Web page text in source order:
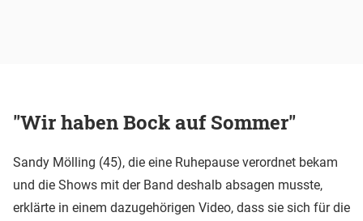
"Wir haben Bock auf Sommer"
Sandy Mölling (45), die eine Ruhepause verordnet bekam
und die Shows mit der Band deshalb absagen musste,
erklärte in einem dazugehörigen Video, dass sie sich für die